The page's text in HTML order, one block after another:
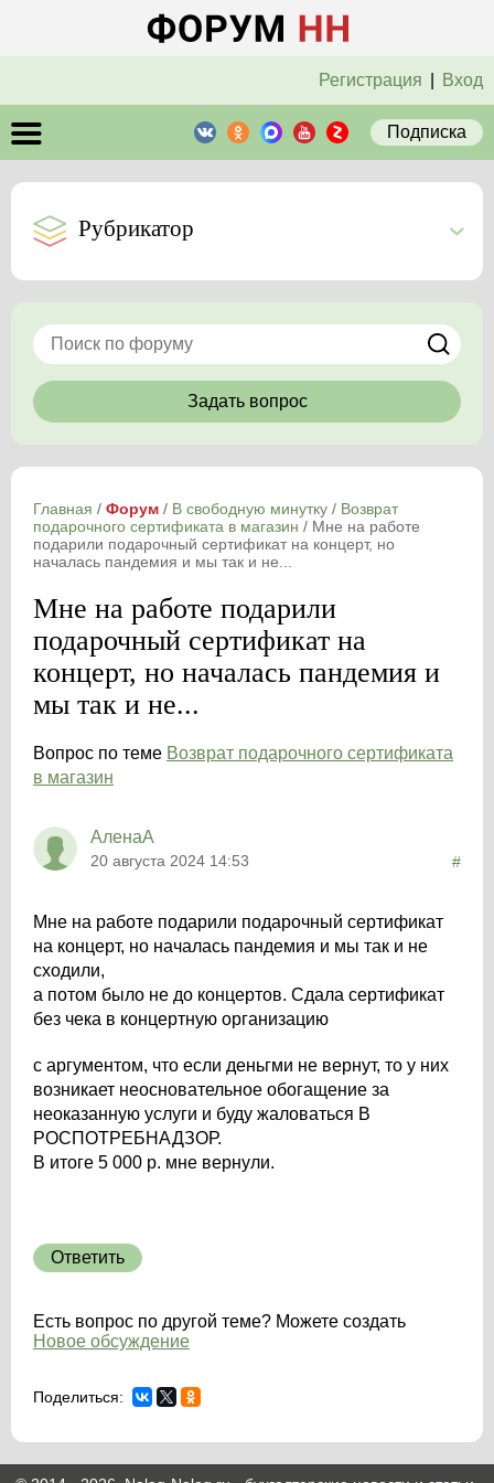
Регистрация Вход
Подписка
Рубрикатор
Задать вопрос
Главная / Форум / В свободную минутку / Возврат
подарочного сертификата в магазин / Мне на работе
подарили подарочный сертификат на концерт, но
началась пандемия и мы так и не...
Мне на работе подарили
подарочный сертификат на
концерт, но началась пандемия и
мы так и не...
Вопрос по теме Возврат подарочного сертификата
в магазин
АленаА
20 августа 2024 14:53 #
Мне на работе подарили подарочный сертификат
на концерт, но началась пандемия и мы так и не
сходили,
а потом было не до концертов. Сдала сертификат
без чека в концертную организацию
с аргументом, что если деньгми не вернут, то у них
возникает неосновательное обогащение за
неоказанную услуги и буду жаловаться В
РОСПОТРЕБНАДЗОР.
В итоге 5 000 р. мне вернули.
Ответить
Есть вопрос по другой теме? Можете создать
Новое обсуждение
Поделиться: